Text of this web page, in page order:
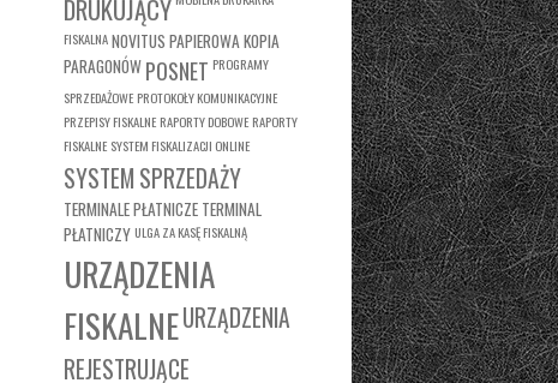
DRUKUJĄCY
FISKALNANOVITUS PAPIEROWA KOPIA
PARAGONÓW POSNET PROGRAMY
SPRZEDAŻOWE PROTOKOŁY KOMUNIKACYJNE
PRZEPISY FISKALNE RAPORTY DOBOWE RAPORTY
FISKALNE SYSTEM FISKALIZACJI ONLINE
SYSTEM SPRZEDAŻY
TERMINALE PŁATNICZE TERMINAL
PŁATNICZY ULGA ZA KASĘ FISKALNĄ
URZĄDZENIA
FISKALNEURZĄDZENIA
REJESTRUJĄCE